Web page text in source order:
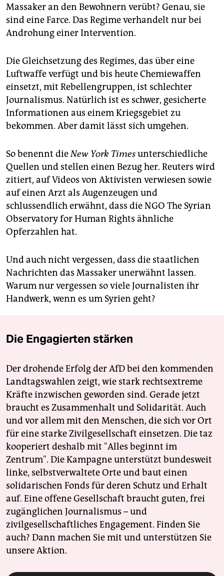
Massaker an den Bewohnern verübt? Genau, sie
sind eine Farce. Das Regime verhandelt nur bei
Androhung einer Intervention.
Die Gleichsetzung des Regimes, das über eine
Luftwaffe verfügt und bis heute Chemiewaffen
einsetzt, mit Rebellengruppen, ist schlechter
Journalismus. Natürlich ist es schwer, gesicherte
Informationen aus einem Kriegsgebiet zu
bekommen. Aber damit lässt sich umgehen.
So benennt dieNew York Timesunterschiedliche
Quellen und stellen einen Bezug her. Reuters wird
zitiert, auf Videos von Aktivisten verwiesen sowie
auf einen Arzt als Augenzeugen und
schlussendlich erwähnt, dass die NGO The Syrian
Observatory for Human Rights ähnliche
Opferzahlen hat.
Und auch nicht vergessen, dass die staatlichen
Nachrichten das Massaker unerwähnt lassen.
Warum nur vergessen so viele Journalisten ihr
Handwerk, wenn es um Syrien geht?
Die Engagierten stärken
Der drohende Erfolg der AfD bei den kommenden
Landtagswahlen zeigt, wie stark rechtsextreme
Kräfte inzwischen geworden sind. Gerade jetzt
braucht es Zusammenhalt und Solidarität. Auch
und vor allem mit den Menschen, die sich vor Ort
für eine starke Zivilgesellschaft einsetzen. Die taz
kooperiert deshalb mit "Alles beginnt im
Zentrum". Die Kampagne unterstützt bundesweit
linke, selbstverwaltete Orte und baut einen
solidarischen Fonds für deren Schutz und Erhalt
auf. Eine offene Gesellschaft braucht guten, frei
zugänglichen Journalismus – und
zivilgesellschaftliches Engagement. Finden Sie
auch? Dann machen Sie mit und unterstützen Sie
unsere Aktion.